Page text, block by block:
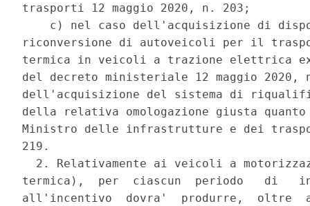
trasporti 12 maggio 2020, n. 203;
c) nel caso dell'acquisizione di
riconversione di autoveicoli per il
termica in veicoli a trazione elettrica
del decreto ministeriale 12 maggio 2020,
dell'acquisizione del sistema di
della relativa omologazione giusta
Ministro delle infrastrutture e dei
219.
2. Relativamente ai veicoli a
termica),  per  ciascun  periodo   di
all'incentivo  dovra'  produrre,  oltre